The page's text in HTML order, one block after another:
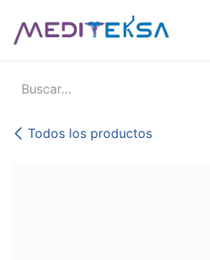
Todos los productos